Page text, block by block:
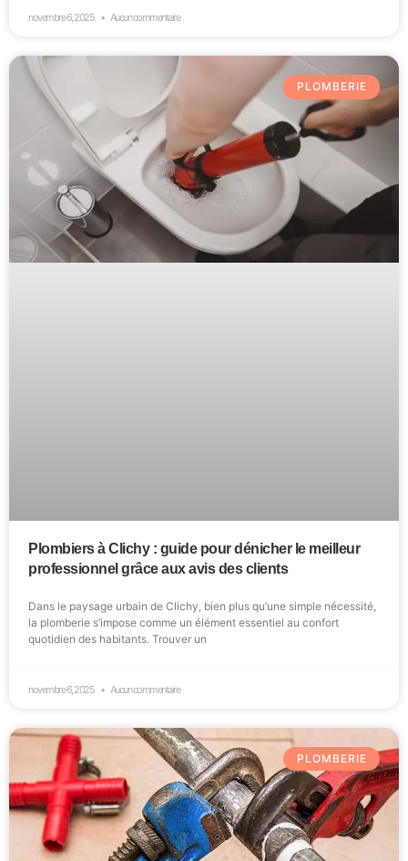
novembre 6, 2025 Aucun commentaire
PLOMBERIE
Plombiers à Clichy : guide pour dénicher le meilleur
professionnel grâce aux avis des clients
Dans le paysage urbain de Clichy, bien plus qu’une simple nécessité,
la plomberie s’impose comme un élément essentiel au confort
quotidien des habitants. Trouver un
novembre 6, 2025 Aucun commentaire
PLOMBERIE